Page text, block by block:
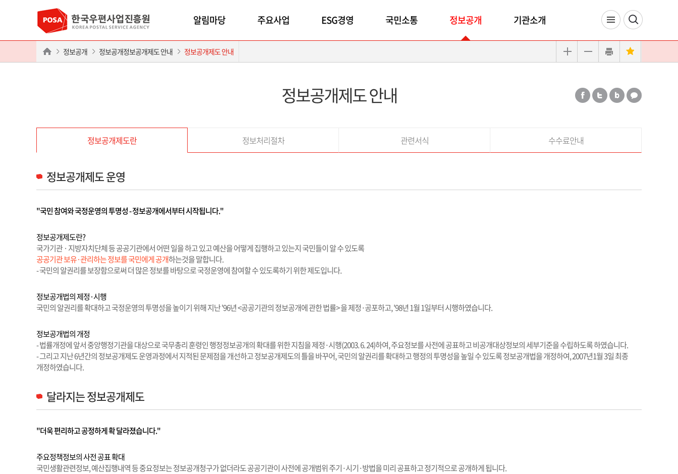
알림마당 주요사업 ESG경영 국민소통 정보공개 기관소개
정보공개 정보공개정보공개제도 안내 정보공개제도 안내
정보공개제도 안내
정보공개제도란 정보처리절차 관련서식 수수료안내
정보공개제도 운영
"국민 참여와 국정운영의 투명성 - 정보공개에서부터 시작됩니다."
정보공개제도란?
국가기관 · 지방자치단체 등 공공기관에서 어떤 일을 하고 있고 예산을 어떻게 집행하고 있는지 국민들이 알 수 있도록
공공기관 보유·관리하는 정보를 국민에게 공개하는것을 말합니다.
- 국민의 알권리를 보장함으로써 더 많은 정보를 바탕으로 국정운영에 참여할 수 있도록하기 위한 제도입니다.
정보공개법의 제정·시행
국민의 알권리를 확대하고 국정운영의 투명성을 높이기 위해 지난 '96년 <공공기관의 정보공개에 관한 법률> 을 제정·공포하고, '98년 1월 1일부터 시행하였습니다.
정보공개법의 개정
- 법률개정에 앞서 중앙행정기관을 대상으로 국무총리 훈령인 행정정보공개의 확대를 위한 지침을 제정·시행(2003. 6. 24)하여, 주요정보를 사전에 공표하고 비공개대상정보의 세부기준을 수립하도록 하였습니다.
- 그리고 지난 6년간의 정보공개제도 운영과정에서 지적된 문제점을 개선하고 정보공개제도의 틀을 바꾸어, 국민의 알권리를 확대하고 행정의 투명성을 높일 수 있도록 정보공개법을 개정하여, 2007년1월 3일 최종
개정하였습니다.
달라지는 정보공개제도
"더욱 편리하고 공정하게 확 달라졌습니다."
주요정책정보의 사전 공표 확대
국민생활관련정보, 예산집행내역 등 중요정보는 정보공개청구가 없더라도 공공기관이 사전에 공개범위 주기·시기·방법을 미리 공표하고 정기적으로 공개하게 됩니다.